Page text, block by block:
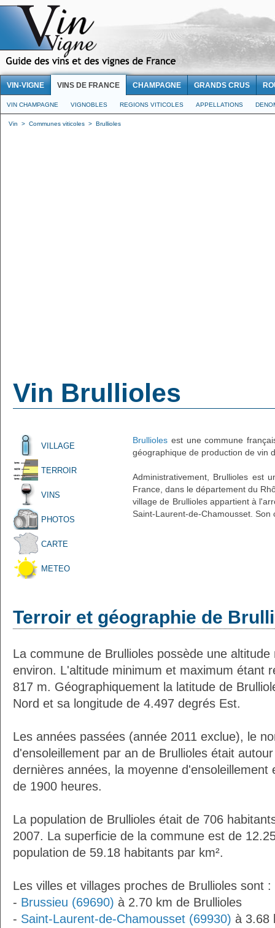
VIN-VIGNE VINS DE FRANCE CHAMPAGNE GRANDS CRUS
VIN CHAMPAGNE VIGNOBLES REGIONS VITICOLES APPELLATIONS
Vin > Communes viticoles > Brullioles
Vin Brullioles
VILLAGE
TERROIR
VINS
PHOTOS
CARTE
METEO
Brullioles est une commune
géographique de production de vin
Administrativement, Brullioles est
France, dans le département du
village de Brullioles appartient à
Saint-Laurent-de-Chamousset. Son
Terroir et géographie de
La commune de Brullioles possède une
environ. L'altitude minimum et maximum étant
817 m. Géographiquement la latitude de
Nord et sa longitude de 4.497 degrés Est.
Les années passées (année 2011 exclue), le
d'ensoleillement par an de Brullioles était
dernières années, la moyenne d'ensoleillement
de 1900 heures.
La population de Brullioles était de 706
2007. La superficie de la commune est de
population de 59.18 habitants par km².
Les villes et villages proches de Brullioles sont :
- Brussieu (69690) à 2.70 km de Brullioles
- Saint-Laurent-de-Chamousset (69930) à 3.68